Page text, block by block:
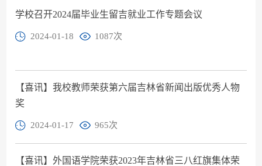
学校召开2024届毕业生留吉就业工作专题会议
2024-01-18 1087次
【喜讯】我校教师荣获第六届吉林省新闻出版优秀人物
奖
2024-01-17 965次
【喜讯】外国语学院荣获2023年吉林省三八红旗集体荣